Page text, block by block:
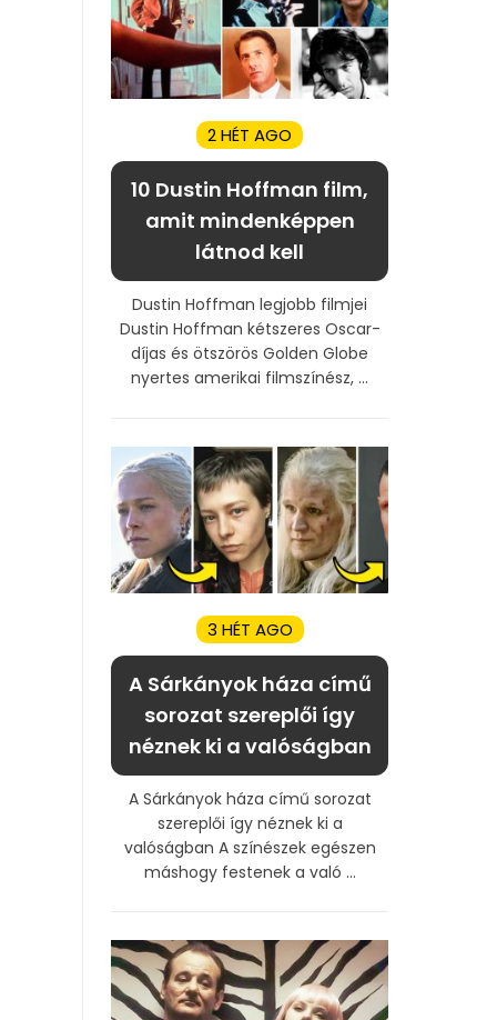
2 HÉT AGO
10 Dustin Hoffman film,
amit mindenképpen
látnod kell
Dustin Hoffman legjobb filmjei
Dustin Hoffman kétszeres Oscar-
díjas és ötszörös Golden Globe
nyertes amerikai filmszínész, ...
3 HÉT AGO
A Sárkányok háza című
sorozat szereplői így
néznek ki a valóságban
A Sárkányok háza című sorozat
szereplői így néznek ki a
valóságban A színészek egészen
máshogy festenek a való ...